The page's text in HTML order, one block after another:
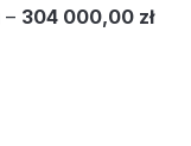
– 304 000,00 zł